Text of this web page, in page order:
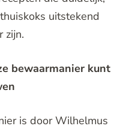
uitstekend
zijn.
bewaarmanier kunt
is door Wilhelmus